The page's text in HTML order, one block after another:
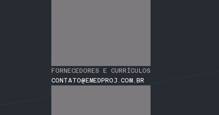
FORNECEDORES E CURRÍCULOS
CONTATO@EMEDPROJ.COM.BR